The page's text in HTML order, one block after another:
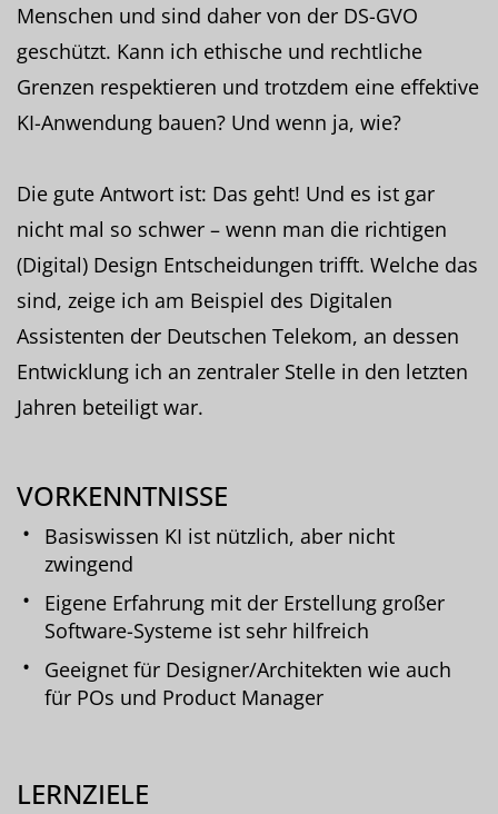
Menschen und sind daher von der DS-GVO
geschützt. Kann ich ethische und rechtliche
Grenzen respektieren und trotzdem eine effektive
KI-Anwendung bauen? Und wenn ja, wie?
Die gute Antwort ist: Das geht! Und es ist gar
nicht mal so schwer – wenn man die richtigen
(Digital) Design Entscheidungen trifft. Welche das
sind, zeige ich am Beispiel des Digitalen
Assistenten der Deutschen Telekom, an dessen
Entwicklung ich an zentraler Stelle in den letzten
Jahren beteiligt war.
VORKENNTNISSE
Basiswissen KI ist nützlich, aber nicht
zwingend
Eigene Erfahrung mit der Erstellung großer
Software-Systeme ist sehr hilfreich
Geeignet für Designer/Architekten wie auch
für POs und Product Manager
LERNZIELE